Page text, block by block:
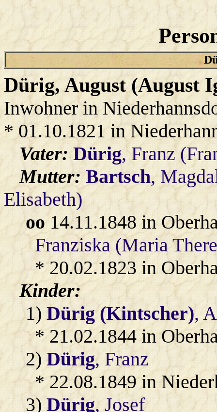
Dürig, August (August
Inwohner in
* 01.10.1821 in
Vater:Dürig, Franz
Mutter: Bartsch,
Elisabeth)
oo14.11.1848 in
Franziska (Maria
* 20.02.1823 in
Kinder:
1)Dürig (Kintscher),
* 21.02.1844 in
2)Dürig, Franz
* 22.08.1849 in
3)Dürig, Josef